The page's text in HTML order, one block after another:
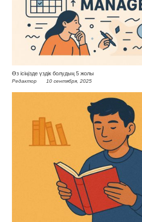
Өз ісіңізде үздік болудың 5 жолы
Редактор 10 сентября, 2025